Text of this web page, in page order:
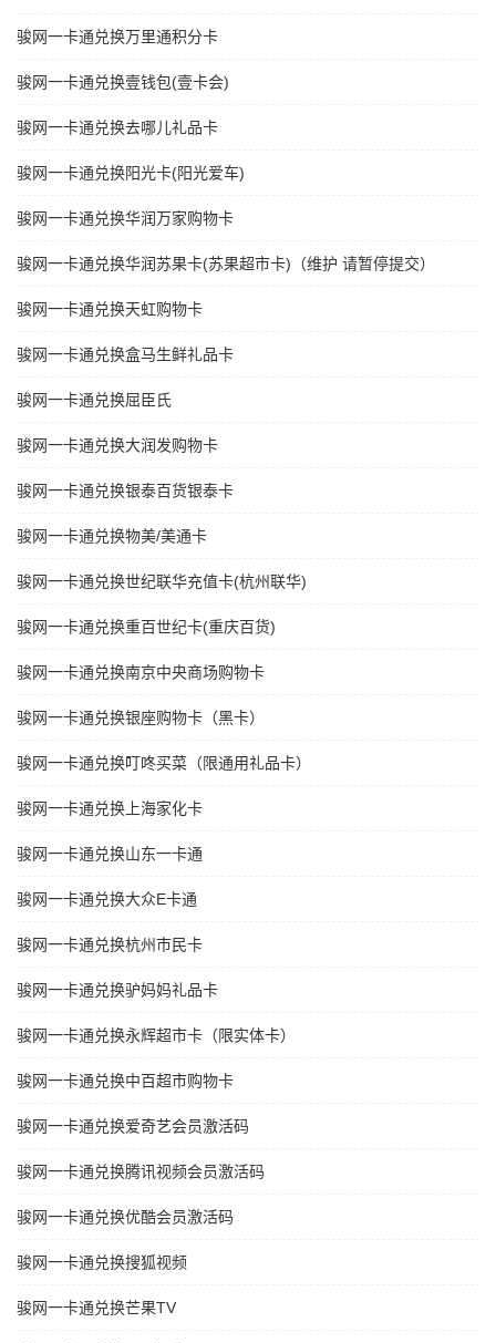
骏网一卡通兑换万里通积分卡
骏网一卡通兑换壹钱包(壹卡会)
骏网一卡通兑换去哪儿礼品卡
骏网一卡通兑换阳光卡(阳光爱车)
骏网一卡通兑换华润万家购物卡
骏网一卡通兑换华润苏果卡(苏果超市卡)（维护 请暂停提交）
骏网一卡通兑换天虹购物卡
骏网一卡通兑换盒马生鲜礼品卡
骏网一卡通兑换屈臣氏
骏网一卡通兑换大润发购物卡
骏网一卡通兑换银泰百货银泰卡
骏网一卡通兑换物美/美通卡
骏网一卡通兑换世纪联华充值卡(杭州联华)
骏网一卡通兑换重百世纪卡(重庆百货)
骏网一卡通兑换南京中央商场购物卡
骏网一卡通兑换银座购物卡（黑卡）
骏网一卡通兑换叮咚买菜（限通用礼品卡）
骏网一卡通兑换上海家化卡
骏网一卡通兑换山东一卡通
骏网一卡通兑换大众E卡通
骏网一卡通兑换杭州市民卡
骏网一卡通兑换驴妈妈礼品卡
骏网一卡通兑换永辉超市卡（限实体卡）
骏网一卡通兑换中百超市购物卡
骏网一卡通兑换爱奇艺会员激活码
骏网一卡通兑换腾讯视频会员激活码
骏网一卡通兑换优酷会员激活码
骏网一卡通兑换搜狐视频
骏网一卡通兑换芒果TV